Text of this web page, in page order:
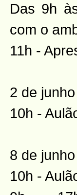
Das 9h
com o
11h -
2 de
10h -
8 de
10h -